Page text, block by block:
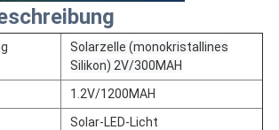
Solarzelle (monokristallines
Silikon) 2V/300MAH
1.2V/1200MAH
Solar-LED-Licht